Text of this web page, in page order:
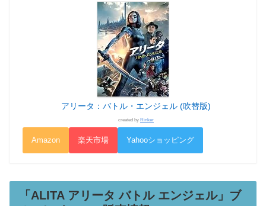
アリータ：バトル・エンジェル (吹替版)
created by Rinker
Amazon 楽天市場 Yahooショッピング
「ALITA アリータ バトル エンジェル」ブ